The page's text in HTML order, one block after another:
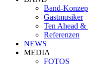
Band-
Gastmusiker
Ten Ahead &
Referenzen
NEWS
MEDIA
FOTOS